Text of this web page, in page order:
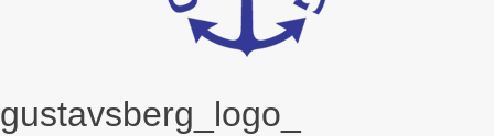
gustavsberg_logo_